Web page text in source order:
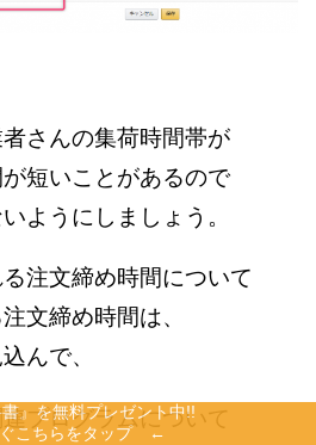
さんの集荷時間帯が
短いことがあるので
ようにしましょう。
注文締め時間について
文締め時間は、
んで、
プログラムについて
書』を無料プレゼント中!!
こちらをタップ ←